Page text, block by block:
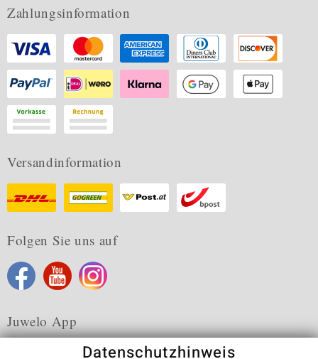
Zahlungsinformation
Versandinformation
Folgen Sie uns auf
Juwelo App
Datenschutzhinweis